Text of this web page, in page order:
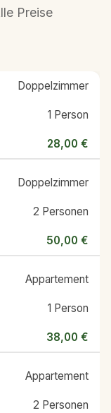
Preise
Doppelzimmer
1 Person
28,00 €
Doppelzimmer
2 Personen
50,00 €
Appartement
1 Person
38,00 €
Appartement
2 Personen